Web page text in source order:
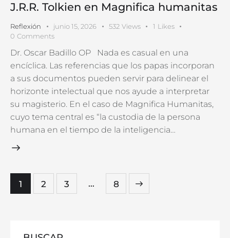
J.R.R. Tolkien en Magnifica humanitas
Reflexión junio 15, 2026 532 Views 1 Likes
0 Comments
Dr. Oscar Badillo OP Nada es casual en una
encíclica. Las referencias que los papas incorporan
a sus documentos pueden servir para delinear el
horizonte intelectual que nos ayude a interpretar
su magisterio. En el caso de Magnifica Humanitas,
cuyo tema central es “la custodia de la persona
humana en el tiempo de la inteligencia…
1 2 3 … 8
>